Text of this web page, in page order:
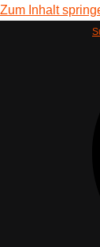
Zum Inhalt